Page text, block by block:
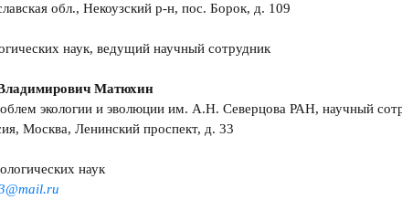
обл., Некоузский р-н, пос. Борок, д. 109
наук, ведущий научный сотрудник
Матюхин
экологии и эволюции им. А.Н. Северцова РАН, научный
Москва, Ленинский проспект, д. 33
наук